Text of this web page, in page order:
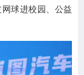
球进校园、公益